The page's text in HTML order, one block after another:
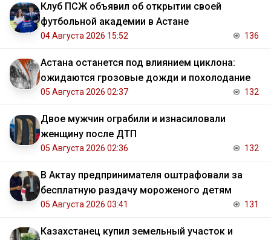
Клуб ПСЖ объявил об открытии своей
футбольной академии в Астане
04 Августа 2026 15:52 136
Астана останется под влиянием циклона:
ожидаются грозовые дожди и похолодание
05 Августа 2026 02:37 132
Двое мужчин ограбили и изнасиловали
женщину после ДТП
05 Августа 2026 02:36 132
В Актау предпринимателя оштрафовали за
бесплатную раздачу мороженого детям
05 Августа 2026 03:41 131
Казахстанец купил земельный участок и